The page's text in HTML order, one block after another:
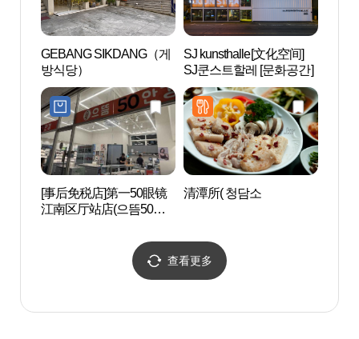
GEBANG SIKDANG（게
방식당）
SJ kunsthalle[文化空间]
SJ쿤스트할레 [문화공간]
[事后免税店]第一50眼镜
江南区厅站店(으뜸50안
清潭所( 청담소
查看更多